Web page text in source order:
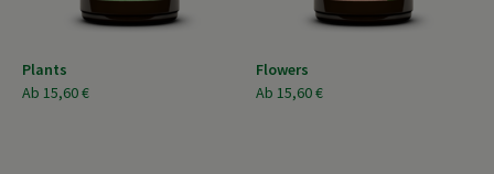
Plants
Ab 15,60 €
Flowers
Ab 15,60 €